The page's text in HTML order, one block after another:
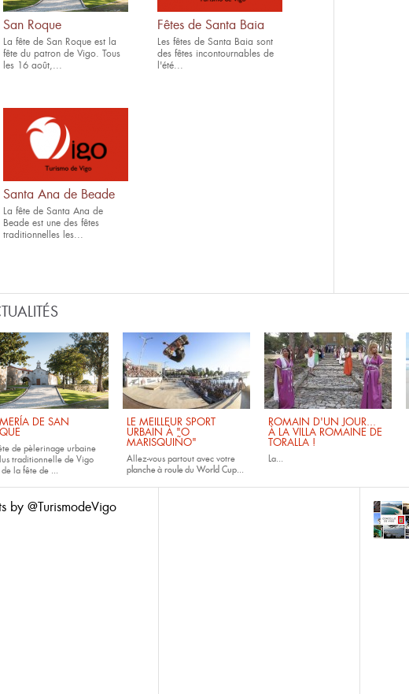
San Roque
La fête de San Roque est la
fête du patron de Vigo. Tous
les 16 août,...
Fêtes de Santa Baia
Les fêtes de Santa Baia sont
des fêtes incontournables de
l'été...
Santa Ana de Beade
La fête de Santa Ana de
Beade est une des fêtes
traditionnelles les...
DE SAN
de pèlerinage urbaine
traditionnelle de Vigo
de la fête de ...
LE MEILLEUR SPORT
URBAIN À "O
MARISQUIÑO"
Allez-vous partout avec votre
planche à rouledu World Cup...
ROMAIN D'UN JOUR...
À LA VILLA ROMAINE DE
TORALLA !
La...
by @TurismodeVigo